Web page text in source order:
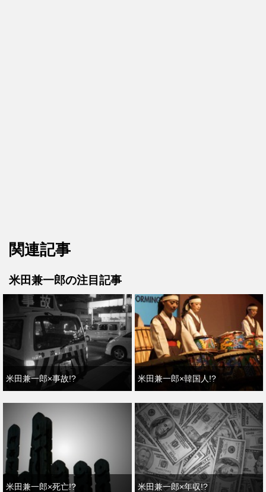
関連記事
米田兼一郎の注目記事
米田兼一郎×事故!? 米田兼一郎×韓国人!?
米田兼一郎×死亡!? 米田兼一郎×年収!?